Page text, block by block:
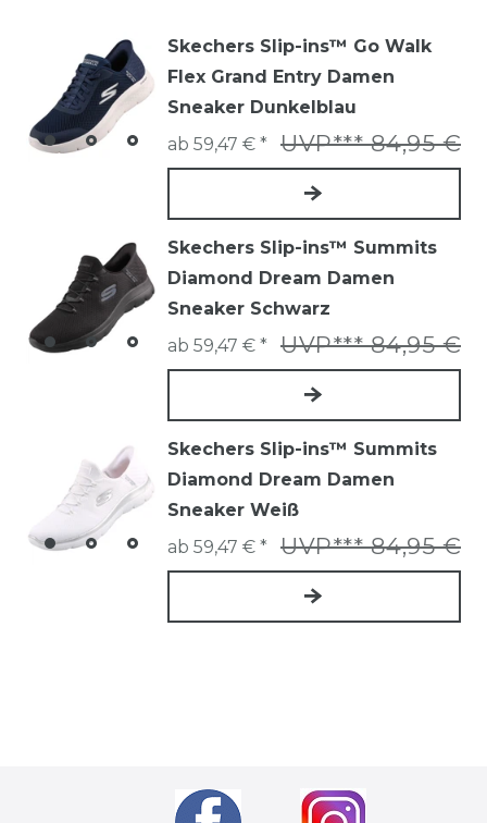
Skechers Slip-ins™ Go Walk
Flex Grand Entry Damen
Sneaker Dunkelblau
UVP*** 84,95 €
ab 59,47 € *
Skechers Slip-ins™ Summits
Diamond Dream Damen
Sneaker Schwarz
UVP*** 84,95 €
ab 59,47 € *
Skechers Slip-ins™ Summits
Diamond Dream Damen
Sneaker Weiß
UVP*** 84,95 €
ab 59,47 € *